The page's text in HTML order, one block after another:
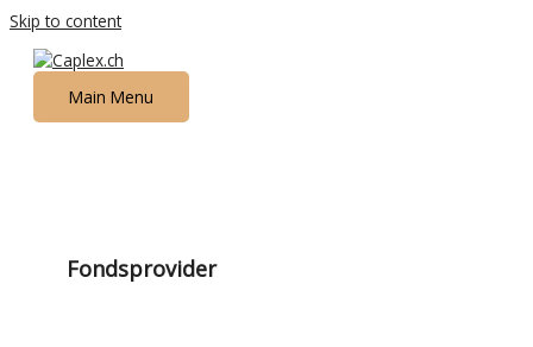
Skip to content
Main Menu
Fondsprovider